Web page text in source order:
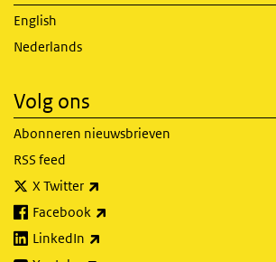
English
Nederlands
Volg ons
Abonneren nieuwsbrieven
RSS feed
X Twitter
Facebook
LinkedIn